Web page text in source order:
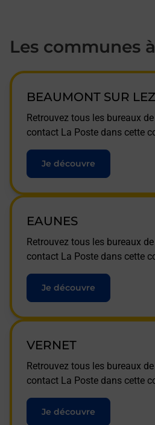
Les communes
BEAUMONT SUR
Retrouvez tous les bureaux
contact La Poste dans cette
Je découvre
EAUNES
Retrouvez tous les bureaux
contact La Poste dans cette
Je découvre
VERNET
Retrouvez tous les bureaux
contact La Poste dans cette
Je découvre